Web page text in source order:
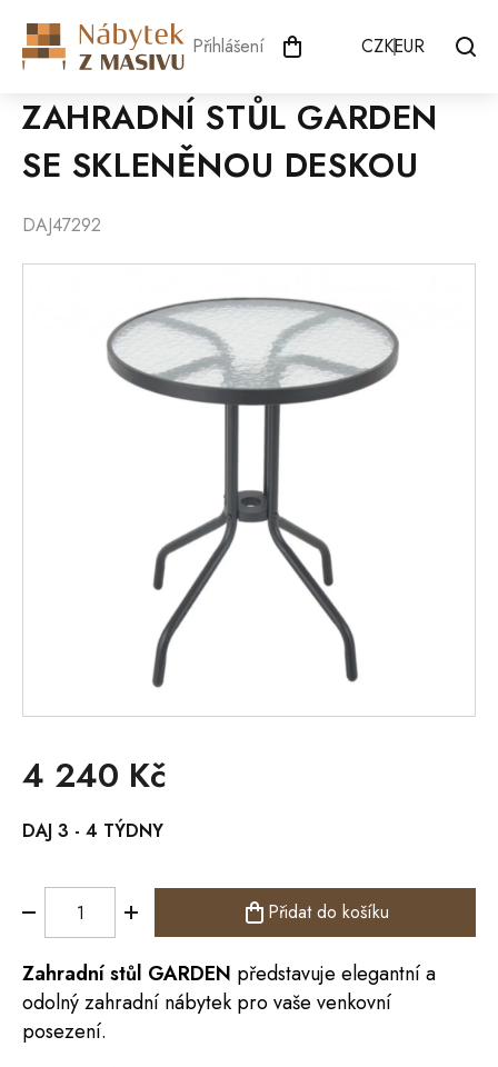
obsah
Přihlášení CZKEUR
ZAHRADNÍ STŮL GARDEN
SE SKLENĚNOU DESKOU
DAJ47292
4 240 Kč
Měrná
cena:
DAJ 3 - 4 TÝDNY
Přidat do košíku
Zahradnístůl GARDEN představuje elegantní a
odolný zahradní nábytek pro vaše venkovní
posezení.